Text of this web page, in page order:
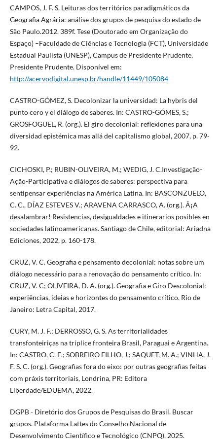
CAMPOS, J. F. S. Leituras dos territórios paradigmáticos da
Geografia Agrária: análise dos grupos de pesquisa do estado de
São Paulo.2012. 389f. Tese (Doutorado em Organização do
Espaço) –Faculdade de Ciências e Tecnologia (FCT), Universidade
Estadual Paulista (UNESP), Campus de Presidente Prudente,
Presidente Prudente. Disponível em:
http://acervodigital.unesp.br/handle/11449/105084
CASTRO-GÓMEZ, S. Decolonizar la universidad: La hybris del
punto cero y el diálogo de saberes. In: CASTRO-GÓMES, S.;
GROSFOGUEL, R. (org.). El giro decolonial: reflexiones para una
diversidad epistémica mas allá del capitalismo global, 2007, p. 79-
92.
CICHOSKI, P.; RUBIN-OLIVEIRA, M.; WEDIG, J. C.Investigação-
Ação-Participativa e diálogos de saberes: perspectiva para
sentipensar experiências na América Latina. In: BASCONZUELO,
C. C., DÍAZ ESTEVES V.; ARAVENA CARRASCO, A. (org.). Â¡A
desalambrar! Resistencias, desigualdades e itinerarios posibles en
sociedades latinoamericanas. Santiago de Chile, editorial: Ariadna
Ediciones, 2022, p. 160-178.
CRUZ, V. C. Geografia e pensamento decolonial: notas sobre um
diálogo necessário para a renovação do pensamento crítico. In:
CRUZ, V. C; OLIVEIRA, D. A. (org.). Geografia e Giro Descolonial:
experiências, ideias e horizontes do pensamento crítico. Rio de
Janeiro: Letra Capital, 2017.
CURY, M. J. F.; DERROSSO, G. S. As territorialidades
transfonteiriças na tríplice fronteira Brasil, Paraguai e Argentina.
In: CASTRO, C. E.; SOBREIRO FILHO, J.; SAQUET, M. A.; VINHA, J.
F. S. C. (org.). Geografias fora do eixo: por outras geografias feitas
com práxis territoriais, Londrina, PR: Editora
Liberdade/EDUEMA, 2022.
DGPB - Diretório dos Grupos de Pesquisas do Brasil. Buscar
grupos. Plataforma Lattes do Conselho Nacional de
Desenvolvimento Científico e Tecnológico (CNPQ), 2025.